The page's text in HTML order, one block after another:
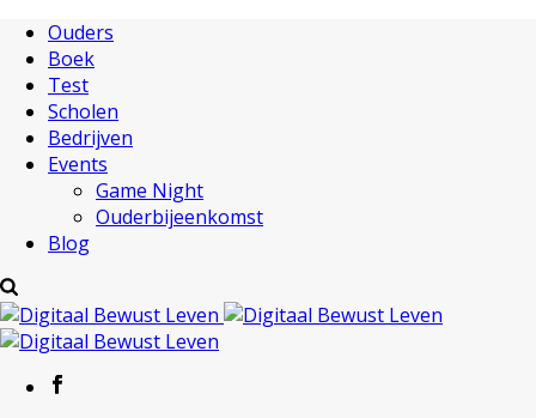
Ouders
Boek
Test
Scholen
Bedrijven
Events
Game Night
Ouderbijeenkomst
Blog